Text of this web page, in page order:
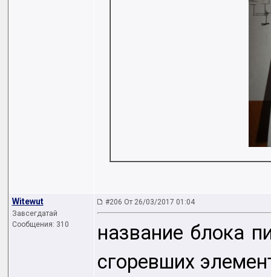
Witewut
Завсегдатай
Сообщения: 310
#206 От 26/03/2017 01:04
название блока
сгоревших